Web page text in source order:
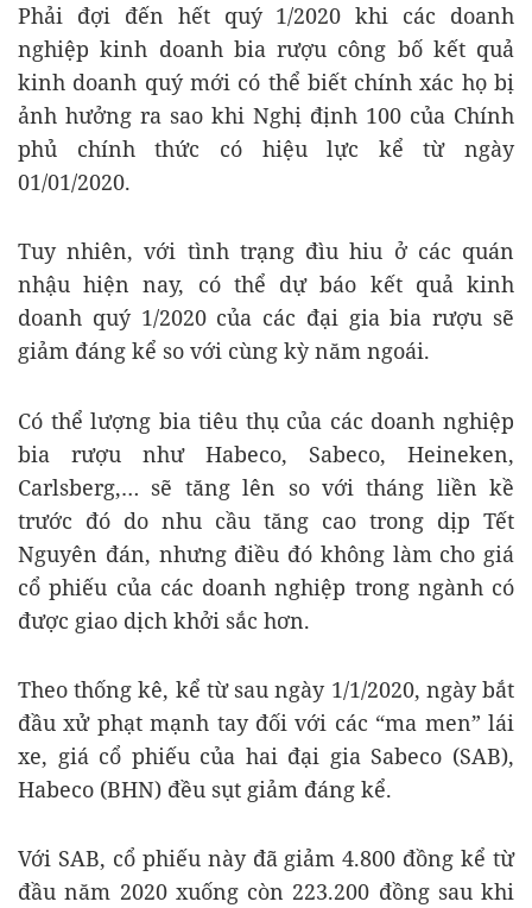
Phải đợi đến hết quý 1/2020 khi các doanh
nghiệp kinh doanh bia rượu công bố kết quả
kinh doanh quý mới có thể biết chính xác họ bị
ảnh hưởng ra sao khi Nghị định 100 của Chính
phủ chính thức có hiệu lực kể từ ngày
01/01/2020.
Tuy nhiên, với tình trạng đìu hiu ở các quán
nhậu hiện nay, có thể dự báo kết quả kinh
doanh quý 1/2020 của các đại gia bia rượu sẽ
giảm đáng kể so với cùng kỳ năm ngoái.
Có thể lượng bia tiêu thụ của các doanh nghiệp
bia rượu như Habeco, Sabeco, Heineken,
Carlsberg,… sẽ tăng lên so với tháng liền kề
trước đó do nhu cầu tăng cao trong dịp Tết
Nguyên đán, nhưng điều đó không làm cho giá
cổ phiếu của các doanh nghiệp trong ngành có
được giao dịch khởi sắc hơn.
Theo thống kê, kể từ sau ngày 1/1/2020, ngày bắt
đầu xử phạt mạnh tay đối với các “ma men” lái
xe, giá cổ phiếu của hai đại gia Sabeco (SAB),
Habeco (BHN) đều sụt giảm đáng kể.
Với SAB, cổ phiếu này đã giảm 4.800 đồng kể từ
đầu năm 2020 xuống còn 223.200 đồng sau khi